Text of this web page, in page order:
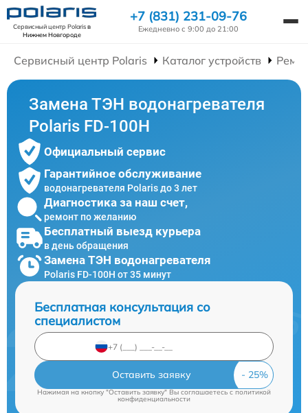
Сервисный центр Polarisв
Нижнем Новгороде
+7 (831) 231-09-76
Ежедневно с 9:00 до 21:00
Сервисный центр Polaris Каталог устройств
Замена ТЭН водонагревателя
Polaris FD-100H
Официальный сервис
Гарантийное обслуживание
водонагревателя Polaris до 3 лет
Диагностика за наш счет,
ремонт по желанию
Бесплатный выезд курьера
в день обращения
Замена ТЭН водонагревателя
Polaris FD-100H от 35 минут
Бесплатная консультация со
специалистом
Оставить заявку
Нажимая на кнопку "Оставить заявку" Вы соглашаетесь cполитикой
конфиденциальности